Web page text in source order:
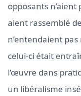
opposants n’aient
aient rassemblé
n’entendaient
celui-ci était
l’œuvre dans
un libéralisme